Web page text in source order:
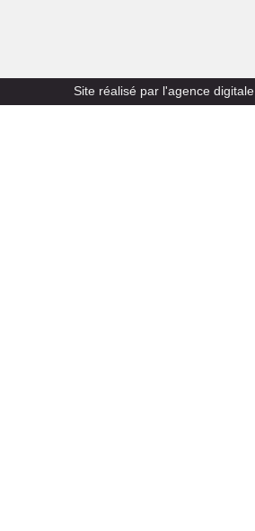
Site réalisé par l'agence digitale